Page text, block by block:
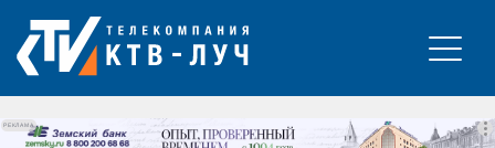
РЕКЛАМА